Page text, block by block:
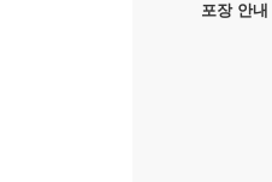
포장 안내